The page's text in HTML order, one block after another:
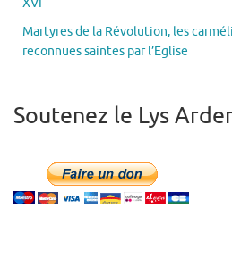
Martyres de la Révolution, les
reconnues saintes par l’Eglise
Soutenez le Lys